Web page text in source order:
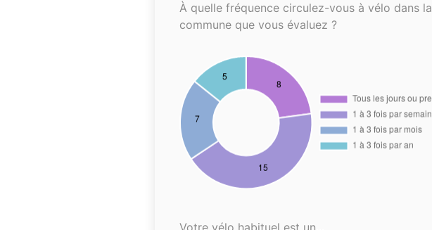
À quelle fréquence circulez-vous à vélo dans la
commune que vous évaluez ?
Votre vélo habituel est un...